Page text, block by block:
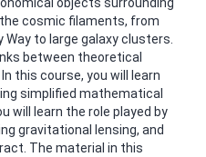
cosmic filaments, from
to large galaxy clusters.
between theoretical
this course, you will learn
simplified mathematical
will learn the role played by
gravitational lensing, and
The material in this